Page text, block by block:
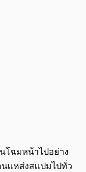
โฉมหน้าไปอย่าง
นแหส่งสแปมไปทั่ว